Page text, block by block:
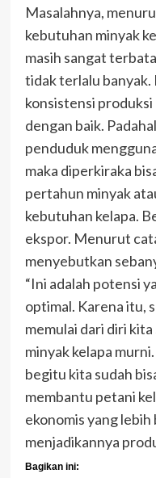
Masalahnya,
kebutuhan minyak
masih sangat
tidak terlalu banyak.
konsistensi
dengan baik.
penduduk
maka diperkiraka
pertahun minyak
kebutuhan kelapa.
ekspor. Menurut
menyebutkan
“Ini adalah potensi
optimal. Karena itu,
memulai dari diri
minyak kelapa
begitu kita sudah
membantu petani
ekonomis yang
menjadikannya
Bagikan ini: